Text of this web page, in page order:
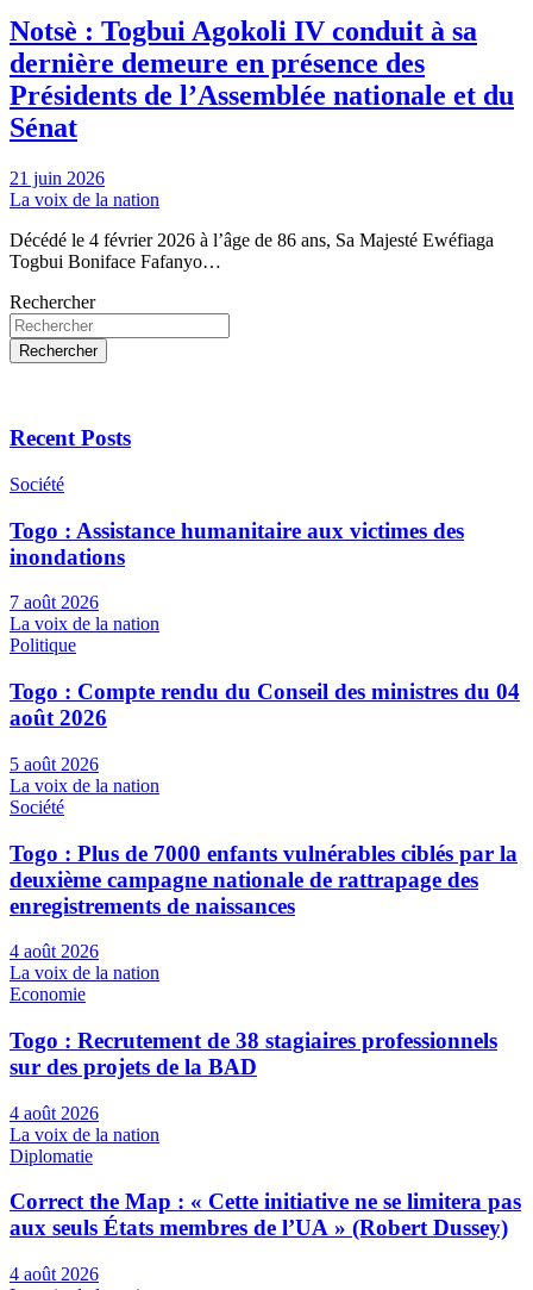
Notsè : Togbui Agokoli IV conduit à sa
dernière demeure en présence des
Présidents de l’Assemblée nationale et du
Sénat
21 juin 2026
La voix de la nation
Décédé le 4 février 2026 à l’âge de 86 ans, Sa Majesté Ewéfiaga
Togbui Boniface Fafanyo…
Rechercher
Rechercher
Recent Posts
Société
Togo : Assistance humanitaire aux victimes des
inondations
7 août 2026
La voix de la nation
Politique
Togo : Compte rendu du Conseil des ministres du 04
août 2026
5 août 2026
La voix de la nation
Société
Togo : Plus de 7000 enfants vulnérables ciblés par la
deuxième campagne nationale de rattrapage des
enregistrements de naissances
4 août 2026
La voix de la nation
Economie
Togo : Recrutement de 38 stagiaires professionnels
sur des projets de la BAD
4 août 2026
La voix de la nation
Diplomatie
Correct the Map : « Cette initiative ne se limitera pas
aux seuls États membres de l’UA » (Robert Dussey)
4 août 2026